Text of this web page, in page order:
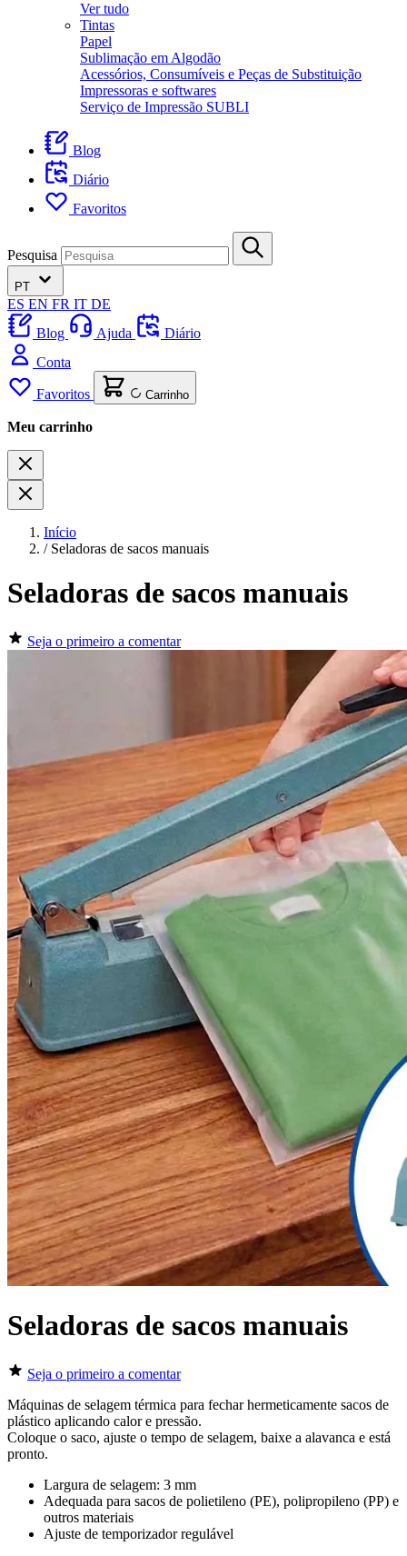
Ver tudo
Tintas
Papel
Sublimação em Algodão
Acessórios, Consumíveis e Peças de Substituição
Impressoras e softwares
Serviço de Impressão SUBLI
Blog
Diário
Favoritos
Pesquisa
PT
ES EN FR IT DE
Blog
Ajuda
Diário
Conta
Favoritos Carrinho
Meu carrinho
Início
/ Seladoras de sacos manuais
Seladoras de sacos manuais
Seja o primeiro a comentar
Seladoras de sacos manuais
Seja o primeiro a comentar
Máquinas de selagem térmica para fechar hermeticamente sacos de
plástico aplicando calor e pressão.
Coloque o saco, ajuste o tempo de selagem, baixe a alavanca e está
pronto.
Largura de selagem: 3 mm
Adequada para sacos de polietileno (PE), polipropileno (PP) e
outros materiais
Ajuste de temporizador regulável